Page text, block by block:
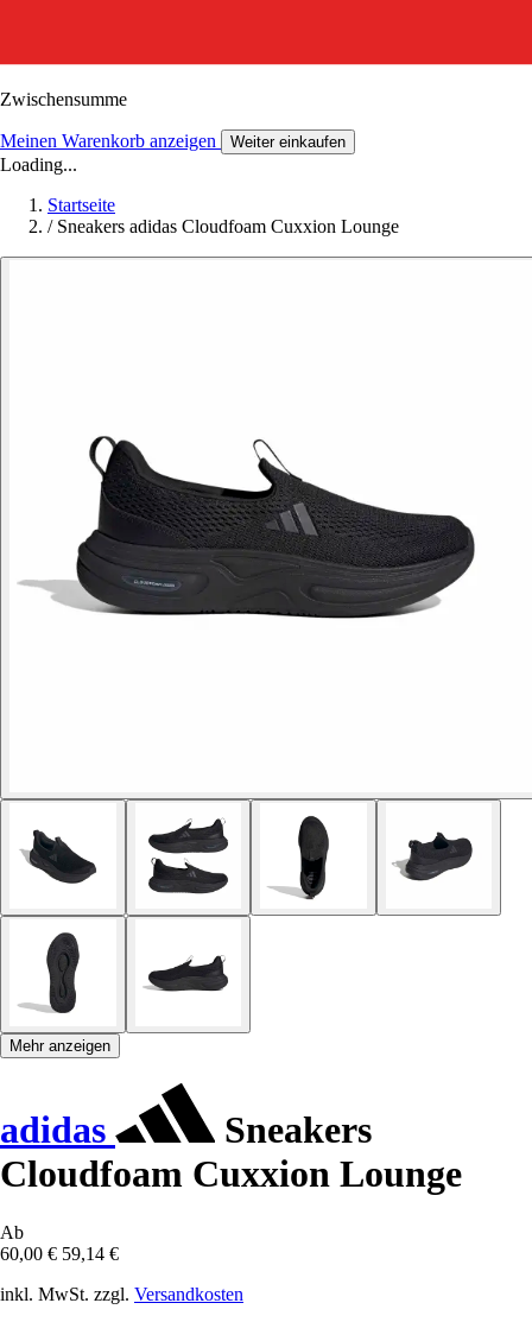
Zwischensumme
Meinen Warenkorb anzeigen Weiter einkaufen
Loading...
Startseite
/ Sneakers adidas Cloudfoam Cuxxion Lounge
Mehr anzeigen
adidas
Sneakers
Cloudfoam Cuxxion Lounge
Ab
60,00 € 59,14 €
inkl. MwSt. zzgl. Versandkosten